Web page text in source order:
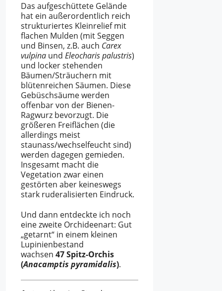
Das aufgeschüttete Gelände
hat ein außerordentlich reich
strukturiertes Kleinrelief mit
flachen Mulden (mit Seggen
und Binsen, z.B. auch Carex
vulpina und Eleocharis palustris)
und locker stehenden
Bäumen/Sträuchern mit
blütenreichen Säumen. Diese
Gebüschsäume werden
offenbar von der Bienen-
Ragwurz bevorzugt. Die
größeren Freiflächen (die
allerdings meist
staunass/wechselfeucht sind)
werden dagegen gemieden.
Insgesamt macht die
Vegetation zwar einen
gestörten aber keineswegs
stark ruderalisierten Eindruck.
Und dann entdeckte ich noch
eine zweite Orchideenart: Gut
„getarnt“ in einem kleinen
Lupinienbestand
wachsen 47 Spitz-Orchis
(Anacamptis pyramidalis).